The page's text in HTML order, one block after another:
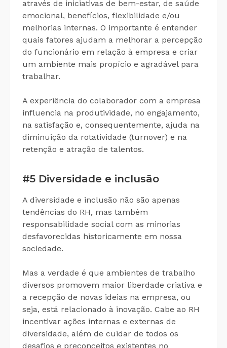
através de iniciativas de bem-estar, de saúde
emocional, benefícios, flexibilidade e/ou
melhorias internas. O importante é entender
quais fatores ajudam a melhorar a percepção
do funcionário em relação à empresa e criar
um ambiente mais propício e agradável para
trabalhar.
A experiência do colaborador com a empresa
influencia na produtividade, no engajamento,
na satisfação e, consequentemente, ajuda na
diminuição da rotatividade (turnover) e na
retenção e atração de talentos.
#5 Diversidade e inclusão
A diversidade e inclusão não são apenas
tendências do RH, mas também
responsabilidade social com as minorias
desfavorecidas historicamente em nossa
sociedade.
Mas a verdade é que ambientes de trabalho
diversos promovem maior liberdade criativa e
a recepção de novas ideias na empresa, ou
seja, está relacionado à inovação. Cabe ao RH
incentivar ações internas e externas de
diversidade, além de cuidar de todos os
desafios e preconceitos existentes no